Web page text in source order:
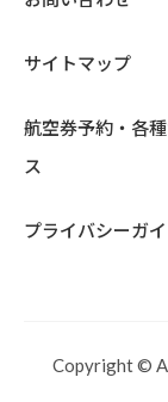
サイトマップ
航空券予約・各
ス
プライバシーガ
Copyright ©